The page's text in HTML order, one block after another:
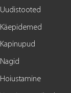
Uudistooted
Käepidemed
Kapinupud
Nagid
Hoiustamine